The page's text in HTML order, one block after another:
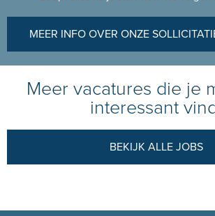
MEER INFO OVER ONZE
Meer vacatures die je
interessant
BEKIJK ALLE JOBS